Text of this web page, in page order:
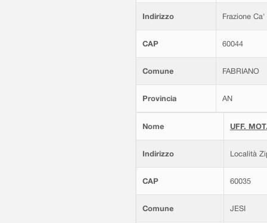
Indirizzo Frazione
CAP 60044
Comune FABRIANO
Provincia AN
Nome UFF.
Indirizzo Località
CAP 60035
Comune JESI